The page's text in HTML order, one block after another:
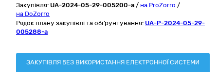
Закупівля: UA-2024-05-29-005200-a / на ProZorro /
на DoZorro
Рядок плану закупівлі та обґрунтування: UA-P-2024-05-29-
005288-a
ЗАКУПІВЛЯ БЕЗ ВИКОРИСТАННЯ ЕЛЕКТРОННОЇ СИСТЕМИ